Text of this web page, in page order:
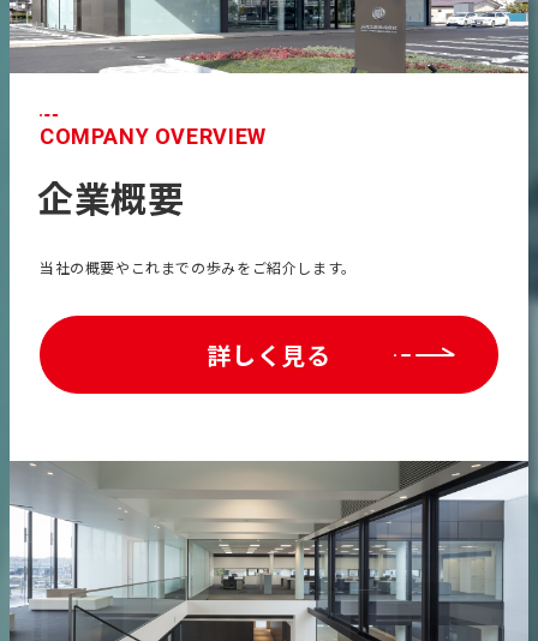
COMPANY OVERVIEW
企業概要
当社の概要やこれまでの歩みをご紹介します。
詳しく見る